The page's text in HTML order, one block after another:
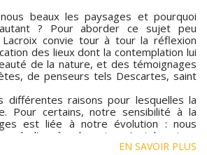
beaux les paysages et pourquoi
? Pour aborder ce sujet peu
Lacroix convie tour à tour la réflexion
des lieux dont la contemplation lui
de la nature, et des témoignages
de penseurs tels Descartes, saint
différentes raisons pour lesquelles la
Pour certains, notre sensibilité à la
est liée à notre évolution : nous
l’espèce humaine s’est le mieux
origines. D’autres mettent en avant
EN SAVOIR PLUS